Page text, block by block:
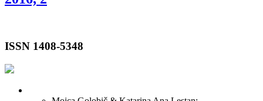
ISSN 1408-5348